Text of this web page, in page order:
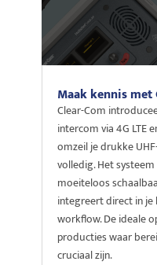
Maak kennis met
Clear-Com
intercom via 4G LTE
omzeil je drukke
volledig. Het
moeiteloos
integreert direct in je
workflow. De ideale
producties waar
cruciaal zijn.